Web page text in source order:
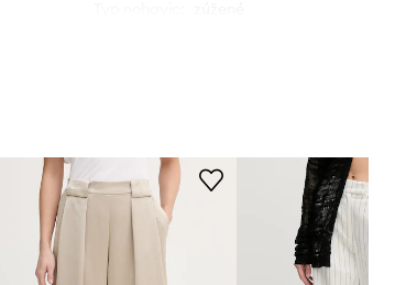
Modelka na fotografii je 173 cm
vysoká a má na sobě velikost
27/30
Standardní velikost
Doporučujeme zvolit velikost, kterou